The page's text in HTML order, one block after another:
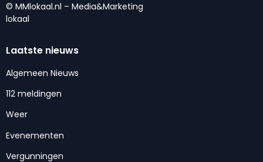
© MMlokaal.nl – Media&Marketing
lokaal
Laatste nieuws
Algemeen Nieuws
112 meldingen
Weer
Evenementen
Vergunningen